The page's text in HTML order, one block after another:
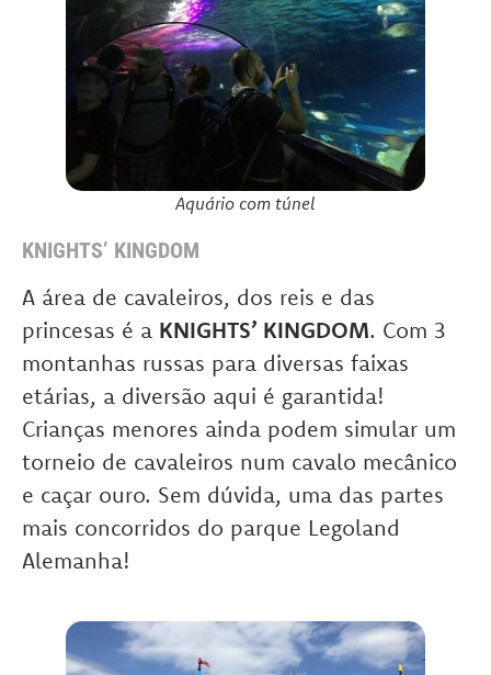
Aquário com túnel
KNIGHTS’ KINGDOM
A área de cavaleiros, dos reis e das
princesas é a KNIGHTS’ KINGDOM. Com 3
montanhas russas para diversas faixas
etárias, a diversão aqui é garantida!
Crianças menores ainda podem simular um
torneio de cavaleiros num cavalo mecânico
e caçar ouro. Sem dúvida, uma das partes
mais concorridos do parque Legoland
Alemanha!